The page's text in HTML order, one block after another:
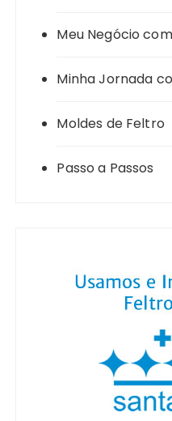
Meu Negócio
Minha Jornada
Moldes de Feltro
Passo a Passos